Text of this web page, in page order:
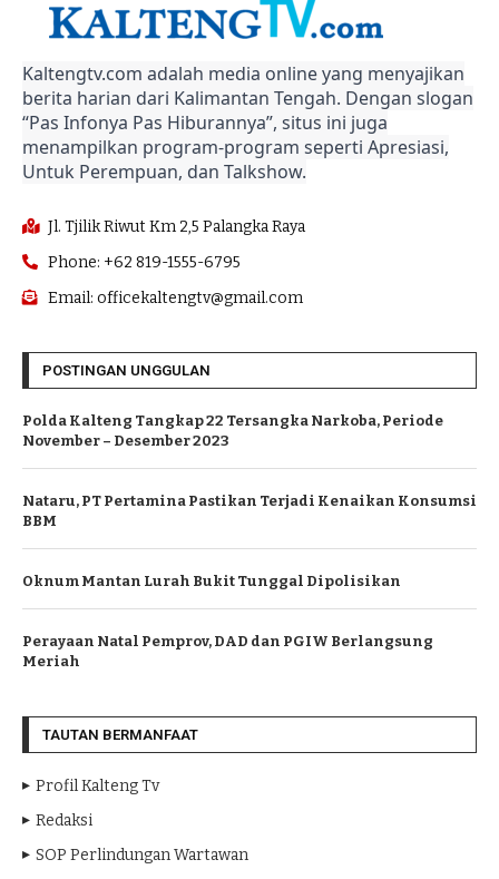
Kaltengtv.com adalah media online yang menyajikan
berita harian dari Kalimantan Tengah. Dengan slogan
“Pas Infonya Pas Hiburannya”, situs ini juga
menampilkan program-program seperti Apresiasi,
Untuk Perempuan, dan Talkshow.
Jl. Tjilik Riwut Km 2,5 Palangka Raya
Phone: +62 819-1555-6795
Email: officekaltengtv@gmail.com
POSTINGAN UNGGULAN
Polda Kalteng Tangkap 22 Tersangka Narkoba, Periode
November – Desember 2023
Nataru, PT Pertamina Pastikan Terjadi Kenaikan Konsumsi
BBM
Oknum Mantan Lurah Bukit Tunggal Dipolisikan
Perayaan Natal Pemprov, DAD dan PGIW Berlangsung
Meriah
TAUTAN BERMANFAAT
Profil Kalteng Tv
Redaksi
SOP Perlindungan Wartawan